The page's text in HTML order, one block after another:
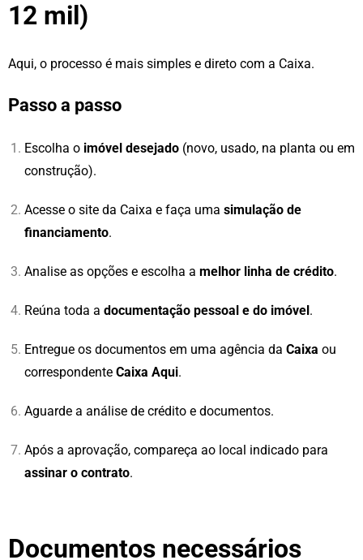
12 mil)
Aqui, o processo é mais simples e direto com a Caixa.
Passo a passo
Escolha o imóvel desejado (novo, usado, na planta ou em
construção).
Acesse o site da Caixa e faça uma simulação de
financiamento.
Analise as opções e escolha a melhor linha de crédito.
Reúna toda a documentação pessoal e do imóvel .
Entregue os documentos em uma agência da Caixa ou
correspondente Caixa Aqui.
Aguarde a análise de crédito e documentos.
Após a aprovação, compareça ao local indicado para
assinar o contrato.
Documentos necessários